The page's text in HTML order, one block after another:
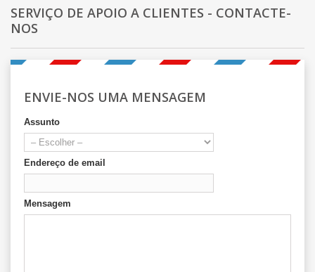
SERVIÇO DE APOIO A CLIENTES - CONTACTE-
NOS
ENVIE-NOS UMA MENSAGEM
Assunto
Endereço de email
Mensagem